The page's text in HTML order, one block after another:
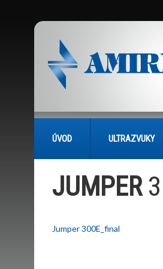
ÚVOD ULTRAZVUKY
JUMPER
Jumper 300E_final